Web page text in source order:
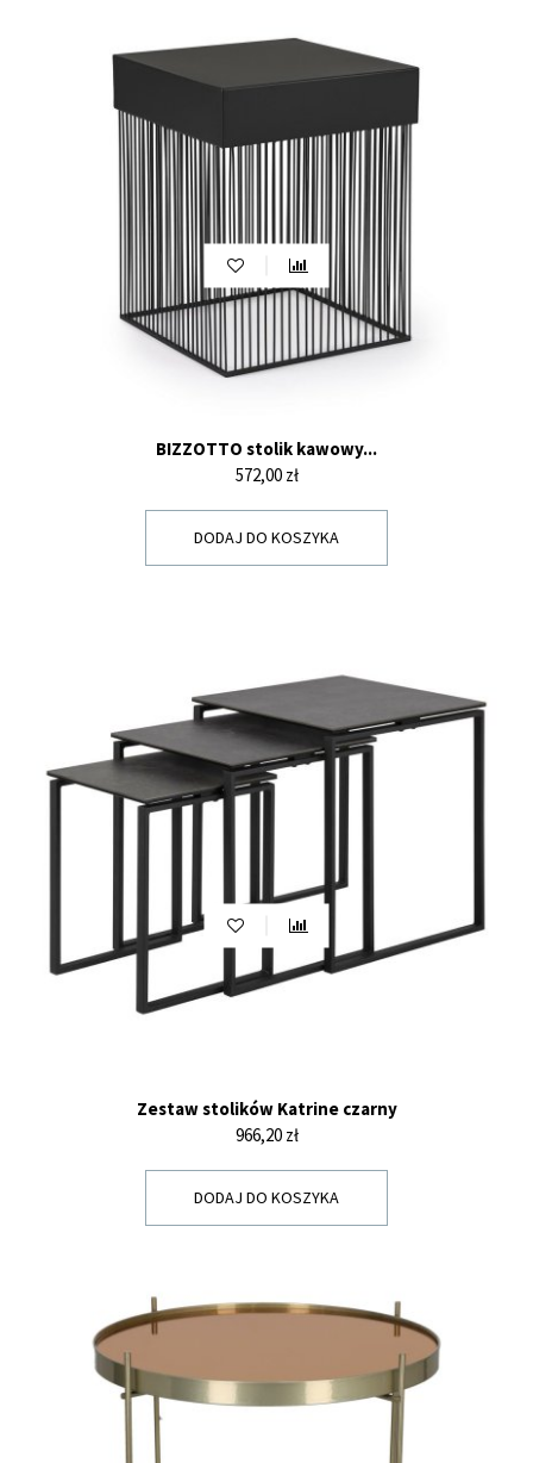
BIZZOTTO stolik kawowy...
Cena
572,00 zł
DODAJ DO KOSZYKA
Zestaw stolików Katrine czarny
Cena
966,20 zł
DODAJ DO KOSZYKA